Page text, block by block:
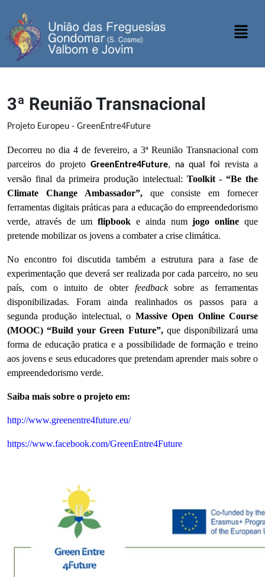
3ª Reunião Transnacional
Projeto Europeu - GreenEntre4Future
Decorreu no dia 4 de fevereiro, a 3ª Reunião Transnacional com
parceiros do projeto GreenEntre4Future, na qual foirevista a
versão final da primeira produção intelectual: Toolkit - “Be the
Climate Change Ambassador”,que consiste em fornecer
ferramentas digitais práticas para a educação do empreendedorismo
verde, através de umflipbook e ainda numjogo onlineque
pretende mobilizar os jovens a combater a crise climática.
No encontro foi discutida também a estrutura para a fase de
experimentação que deverá ser realizada por cada parceiro, no seu
país, com o intuito de obter feedbacksobre as ferramentas
disponibilizadas. Foram ainda realinhados os passos para a
segunda produção intelectual, o Massive Open Online Course
(MOOC) “Build your Green Future”,que disponibilizará uma
forma de educação pratica e a possibilidade de formação e treino
aos jovens e seus educadores que pretendam aprender mais sobre o
empreendedorismo verde.
Saiba mais sobre o projeto em:
http://www.greenentre4future.eu/
https://www.facebook.com/GreenEntre4Future